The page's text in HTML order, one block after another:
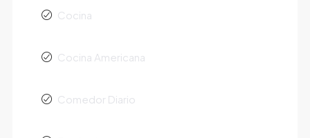
Cocina
Cocina Americana
Comedor Diario